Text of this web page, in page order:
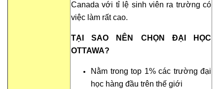
Canada với tỉ lệ sinh viên ra trường có
việc làm rất cao.
TẠI SAO NÊN CHỌN ĐẠI HỌC
OTTAWA?
Nằm trong top 1% các trường đại
học hàng đầu trên thế giới